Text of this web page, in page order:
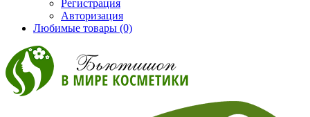
Регистрация
Авторизация
Любимые товары (0)